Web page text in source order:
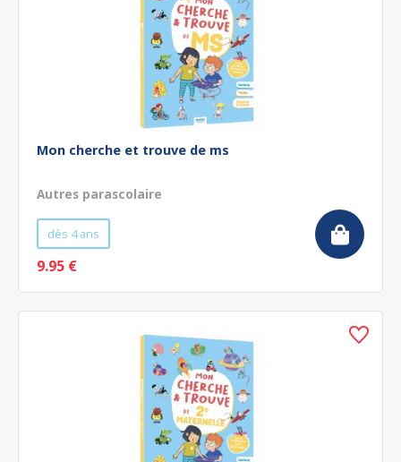
Mon cherche et trouve de ms
Autres parascolaire
dès 4 ans
9.95 €